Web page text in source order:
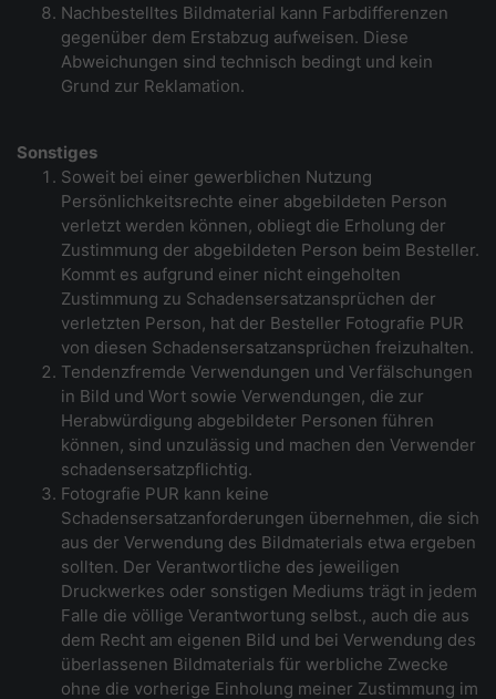
Nachbestelltes Bildmaterial kann Farbdifferenzen
gegenüber dem Erstabzug aufweisen. Diese
Abweichungen sind technisch bedingt und kein
Grund zur Reklamation.
Sonstiges
Soweit bei einer gewerblichen Nutzung
Persönlichkeitsrechte einer abgebildeten Person
verletzt werden können, obliegt die Erholung der
Zustimmung der abgebildeten Person beim Besteller.
Kommt es aufgrund einer nicht eingeholten
Zustimmung zu Schadensersatzansprüchen der
verletzten Person, hat der Besteller Fotografie PUR
von diesen Schadensersatzansprüchen freizuhalten.
Tendenzfremde Verwendungen und Verfälschungen
in Bild und Wort sowie Verwendungen, die zur
Herabwürdigung abgebildeter Personen führen
können, sind unzulässig und machen den Verwender
schadensersatzpflichtig.
Fotografie PUR kann keine
Schadensersatzanforderungen übernehmen, die sich
aus der Verwendung des Bildmaterials etwa ergeben
sollten. Der Verantwortliche des jeweiligen
Druckwerkes oder sonstigen Mediums trägt in jedem
Falle die völlige Verantwortung selbst., auch die aus
dem Recht am eigenen Bild und bei Verwendung des
überlassenen Bildmaterials für werbliche Zwecke
ohne die vorherige Einholung meiner Zustimmung im